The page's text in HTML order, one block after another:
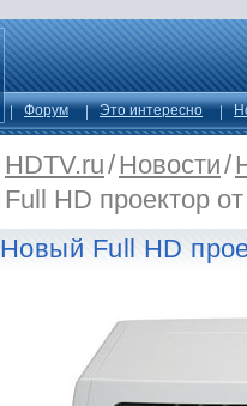
Форум Это интересно
HDTV.ru/Новости/
Full HD проектор
Новый Full HD